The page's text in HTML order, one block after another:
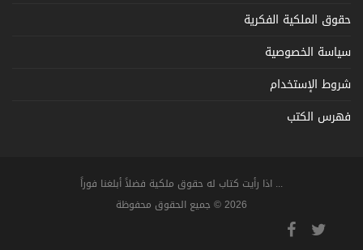
حقوق الملكية الفكرية
سياسة الخصوصية
شروط الإستخدام
فهرس الكتب
... اذا رأيت كتاب له حقوق ملكية فضلاً أبلغنا فوراً
2026 © جميع الحقوق محفوظة